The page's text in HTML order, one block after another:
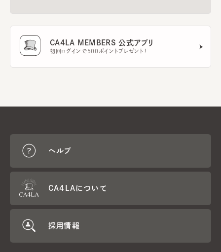
CA4LA MEMBERS 公式アプリ
初回ログインで500ポイントプレゼント！
ヘルプ
CA4LAについて
採用情報